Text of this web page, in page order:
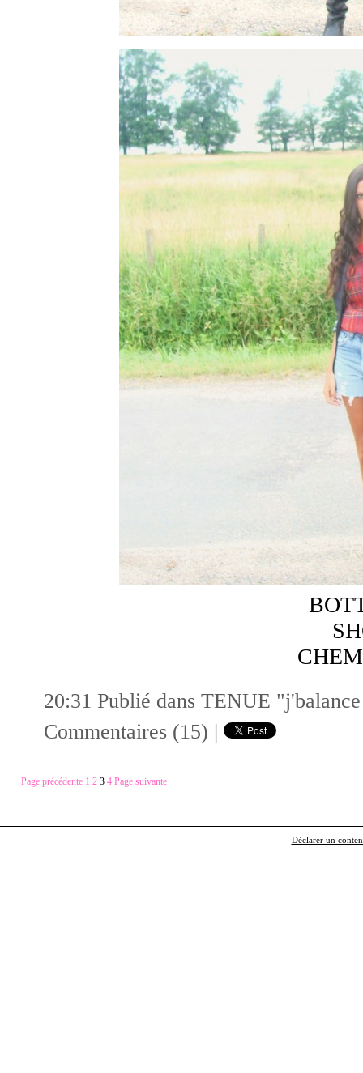
20:31 Publié dans TENUE
Commentaires (15) |
Page précédente 1 2 3 4 Page suivante
Déclarer un